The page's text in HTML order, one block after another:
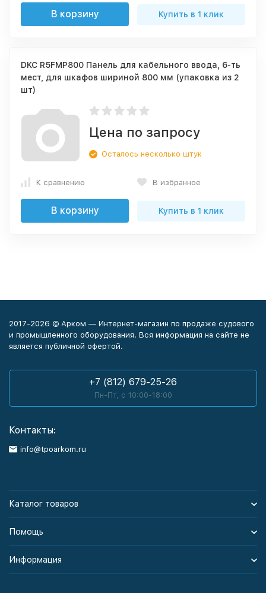
В корзину Купить в 1 клик
DKC R5FMP800 Панель для кабельного ввода, 6-ть
мест, для шкафов шириной 800 мм (упаковка из 2
шт)
Цена по запросу
Осталось несколько штук
К сравнению В избранное
В корзину Купить в 1 клик
2017-2026 © Арком — Интернет-магазин по продаже судового
и промышленного оборудования. Вся информация на сайте не
является публичной офертой.
+7 (812) 679-25-26
Пн-Пт, с 10:00-18:00
Контакты:
info@tpoarkom.ru
Каталог товаров
Помощь
Информация